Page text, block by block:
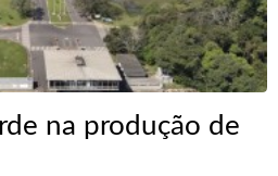
na produção de